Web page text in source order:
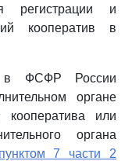
регистрации и
кооператив в
в ФСФР России
органе
кооператива или
органа
пунктом 7 части 2